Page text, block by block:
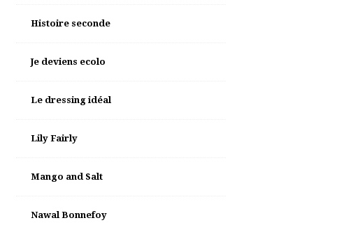
Histoire seconde
Je deviens ecolo
Le dressing idéal
Lily Fairly
Mango and Salt
Nawal Bonnefoy